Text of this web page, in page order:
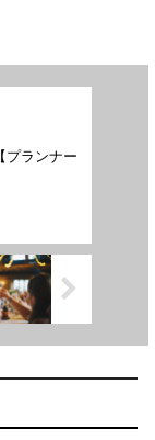
プランナー